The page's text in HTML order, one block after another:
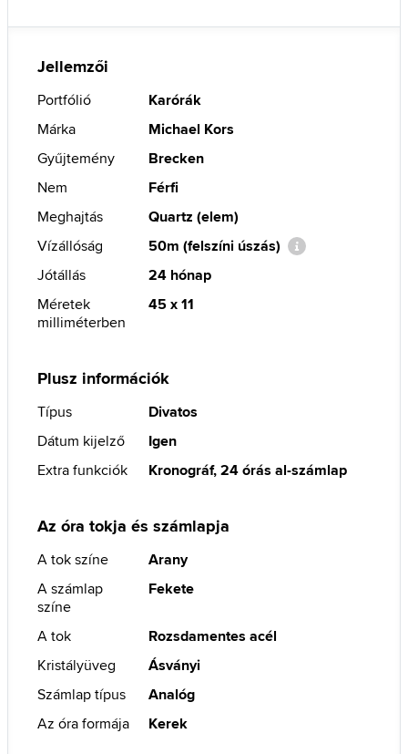
Jellemzői
Portfólió
Karórák
Márka
Michael Kors
Gyűjtemény
Brecken
Nem
Férfi
Meghajtás
Quartz (elem)
Vízállóság
50m (felszíni úszás)
Jótállás
24 hónap
Méretek
milliméterben
45 x 11
Plusz információk
Típus
Divatos
Dátum kijelző
Igen
Extra funkciók
Kronográf, 24 órás al-számlap
Az óra tokja és számlapja
A tok színe
Arany
A számlap
színe
Fekete
A tok
Rozsdamentes acél
Kristályüveg
Ásványi
Számlap típus
Analóg
Az óra formája
Kerek